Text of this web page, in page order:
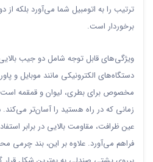
ترتیب را به اتومبیل شما می‌آورد بلکه از
برخوردار است.
ویژگی‌های قابل توجه شامل دو جیب
دستگاه‌های الکترونیکی مانند موبایل و
مخصوص برای بطری، لیوان و قمقمه
زمانی که در راه هستید را آسان‌تر
عین ظرافت، مقاومت بالایی در برابر
فراهم می‌آورد. علاوه بر این، بند